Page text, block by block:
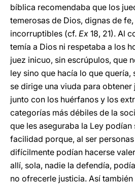
bíblica recomendaba que los
temerosas de Dios, dignas de
incorruptibles (cf. Ex 18, 21). Al
temía a Dios ni respetaba a los
juez inicuo, sin escrúpulos, que
ley sino que hacía lo que quería,
se dirige una viuda para obtener
junto con los huérfanos y los
categorías más débiles de la
que les aseguraba la Ley
facilidad porque, al ser
difícilmente podían hacerse
allí, sola, nadie la defendía,
no ofrecerle justicia. Así también